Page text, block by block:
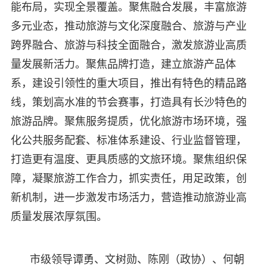
能布局，实现全景覆盖。聚焦融合发展，丰富旅游
多元业态，推动旅游与文化深度融合、旅游与产业
跨界融合、旅游与科技全面融合，激发旅游业高质
量发展新活力。聚焦品牌打造，建立旅游产品体
系，建设引领性的重大项目，推出有特色的精品路
线，策划高水准的节会赛事，打造具有长沙特色的
旅游品牌。聚焦服务提质，优化旅游市场环境，强
化公共服务配套、标准体系建设、行业监督管理，
打造更有温度、更具质感的文旅环境。聚焦组织保
障，凝聚旅游工作合力，抓实责任，用足政策，创
新机制，进一步激发市场活力，营造推动旅游业高
质量发展浓厚氛围。
市级领导谭勇、文树勋、陈刚（政协）、何朝